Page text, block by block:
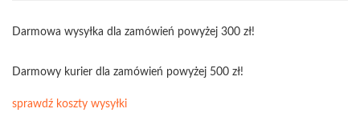
Darmowa wysyłka dla zamówień powyżej 300 zł!
Darmowy kurier dla zamówień powyżej 500 zł!
sprawdź koszty wysyłki